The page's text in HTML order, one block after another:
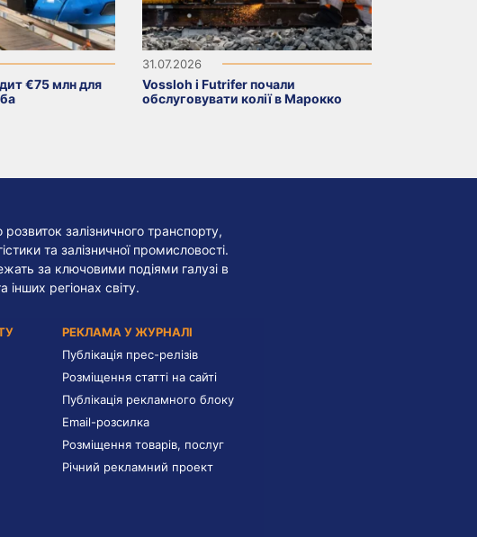
€75 млн для
31.07.2026
Vossloh і Futrifer почали
обслуговувати колії в Марокко
залізничного транспорту,
та залізничної промисловості.
за ключовими подіями галузі в
регіонах світу.
РЕКЛАМА У ЖУРНАЛІ
Публікація прес-релізів
Розміщення статті на сайті
Публікація рекламного блоку
Email-розсилка
Розміщення товарів, послуг
Річний рекламний проект